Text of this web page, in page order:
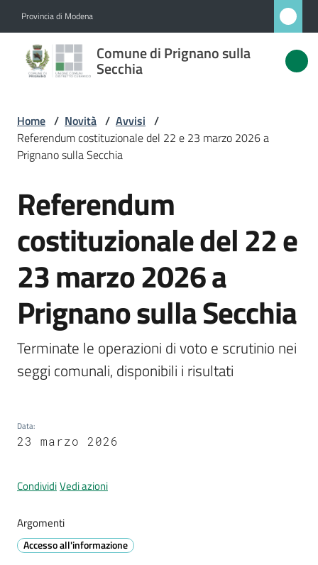
Provincia di Modena
Comune di Prignano sulla
Secchia
Comune
di
sulla
Secchia
Amministrazione
Novità
Menu selezionato
Servizi
Vivere
Prignano
sulla
Secchia
e
o
t
a
Home / Novità / Avvisi /
Referendum costituzionale del 22 e 23 marzo 2026 a
Prignano sulla Secchia
Salta al contenuto
Referendum
costituzionale del 22 e
23 marzo 2026 a
Prignano sulla Secchia
Terminate le operazioni di voto e scrutinio nei
seggi comunali, disponibili i risultati
Data:
23 marzo 2026
CondividiVedi azioni
Argomenti
Accesso all'informazione